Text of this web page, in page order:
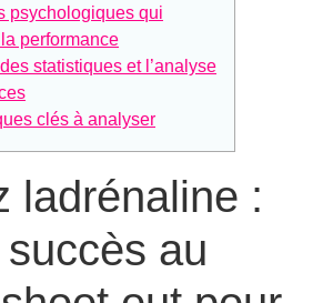
psychologiques qui
performance
statistiques et l’analyse
clés à analyser
ladrénaline :
au